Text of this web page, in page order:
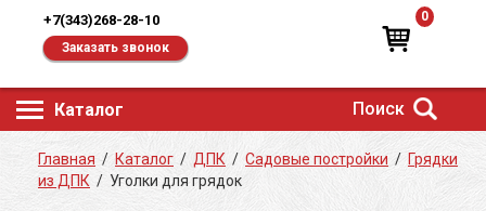
+7(343)268-28-10
Заказать звонок
0
Каталог Поиск
Главная / Каталог / ДПК / Садовые постройки / Грядки
из ДПК / Уголки для грядок